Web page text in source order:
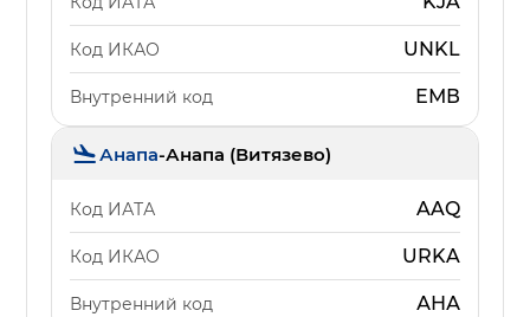
Код ИКАО UNKL
Внутренний код ЕМВ
Анапа-Анапа (Витязево)
Код ИАТА AAQ
Код ИКАО URKA
Внутренний код АНА